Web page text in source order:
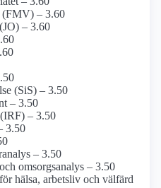
(FMV) – 3.60
– 3.60
(SiS) – 3.50
– 3.50
– 3.50
3.50
– 3.50
omsorgs­analys – 3.50
hälsa, arbetsliv och välfärd